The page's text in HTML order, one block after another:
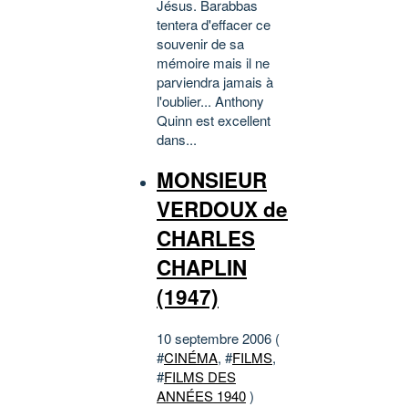
Jésus. Barabbas
tentera d'effacer ce
souvenir de sa
mémoire mais il ne
parviendra jamais à
l'oublier... Anthony
Quinn est excellent
dans...
MONSIEUR
VERDOUX de
CHARLES
CHAPLIN
(1947)
10 septembre 2006 (
#CINÉMA, #FILMS,
#FILMS DES
ANNÉES 1940)